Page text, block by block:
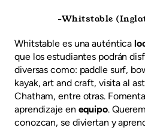
-Whitstable
Whitstable es una auténtica
que los estudiantes podrán
diversas como: paddle surf,
kayak, art and craft, visita al
Chatham, entre otras.
aprendizaje en equipo.
conozcan, se diviertan y